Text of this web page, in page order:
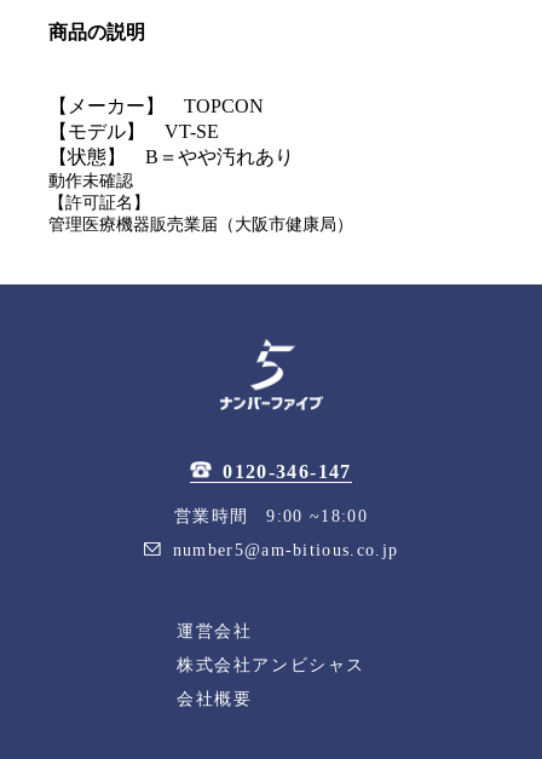
商品の説明
【メーカー】 TOPCON
【モデル】 VT-SE
【状態】 B＝やや汚れあり
動作未確認
【許可証名】
管理医療機器販売業届（大阪市健康局）
0120-346-147
営業時間 9:00 ~18:00
number5@am-bitious.co.jp
運営会社
株式会社アンビシャス
会社概要